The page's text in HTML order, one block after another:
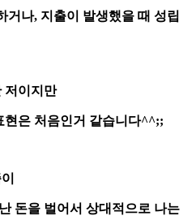
거나, 지출이 발생했을 때 성립
저이지만
현은 처음인거 같습니다^^;;
돈을 벌어서 상대적으로 나는